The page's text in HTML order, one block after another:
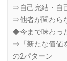
⇒自己完結・自
⇒他者が関わら
◆今まで味わっ
⇒「新たな価値
の2パターン